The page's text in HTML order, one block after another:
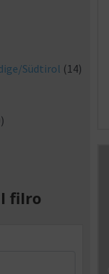
Südtirol (14)
filro